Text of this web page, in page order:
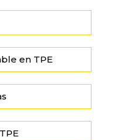
en TPE